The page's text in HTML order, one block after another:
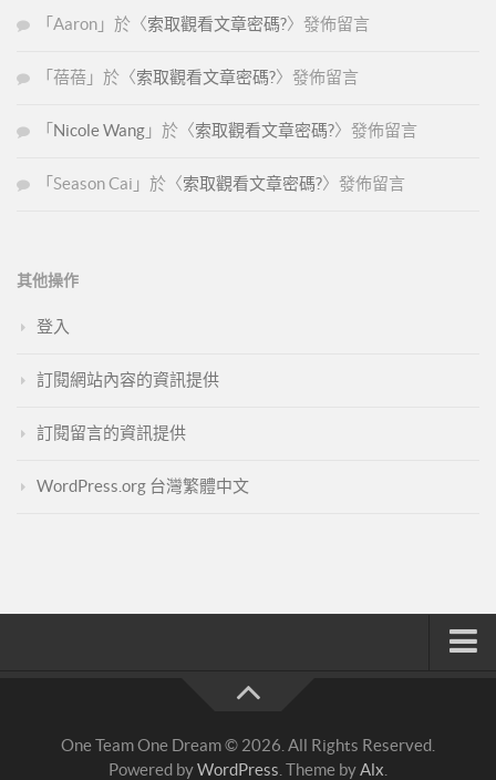
「 Aaron 」於〈索取觀看文章密碼?〉發佈留言
「 蓓蓓 」於〈索取觀看文章密碼?〉發佈留言
「 Nicole Wang 」於〈索取觀看文章密碼?〉發佈留言
「 Season Cai 」於〈索取觀看文章密碼?〉發佈留言
其他操作
登入
訂閱網站內容的資訊提供
訂閱留言的資訊提供
WordPress.org 台灣繁體中文
隱私政策與免責聲明
One Team One Dream © 2026. All Rights Reserved.
Powered byWordPress . Theme byAlx